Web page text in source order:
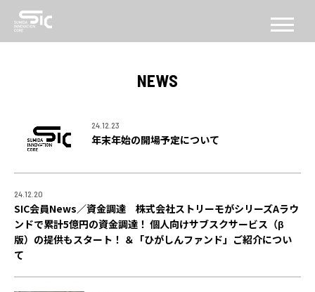
CONCEPT
コンセプト
SICについて
施設
SERVICE
NEWS
24.12.23
年末年始の開場予定について
24.12.20
SIC会員News／資金調達 株式会社ストリーモがシリーズAラウ
ンドで累計5億円の資金調達！ 個人向けサブスクサービス（β
版）の提供もスタート！ ＆「ひがしんファンド」ご紹介につい
て